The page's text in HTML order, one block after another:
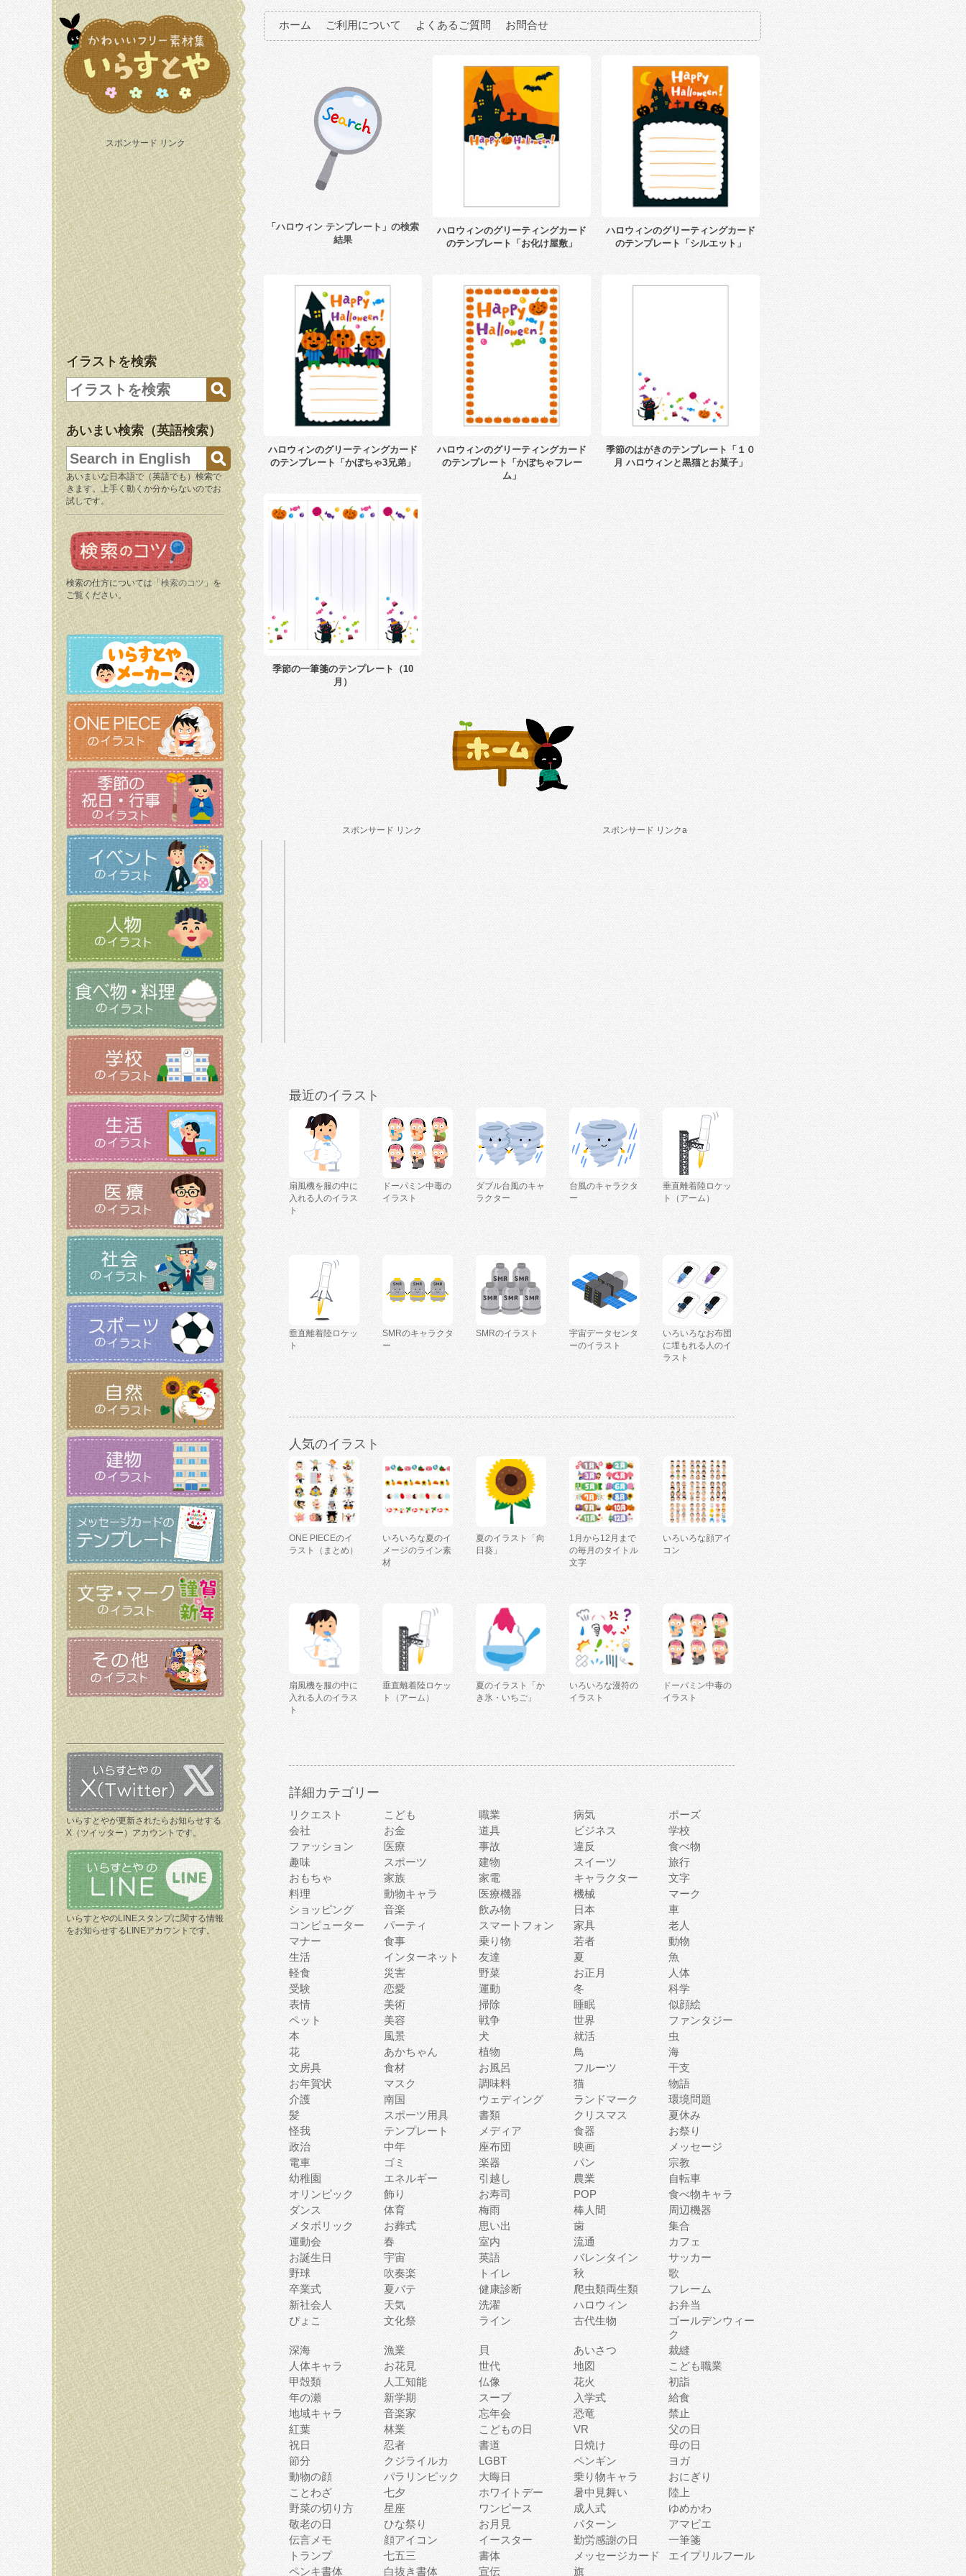
スポンサード リンク
イラストを検索
あいまい検索（英語検索）
あいまいな日本語で（英語でも）検索で
きます。上手く動くか分からないのでお
試しです。
検索の仕方については「 検索のコツ 」を
ご覧ください。
いらすとやが更新されたらお知らせする
X（ツイッター）アカウントです。
いらすとやのLINEスタンプに関する情報
をお知らせするLINEアカウントです。
ホーム ご利用について よくあるご質問 お問合せ
「ハロウィン テンプレート」の検索
結果
ハロウィンのグリーティングカード
のテンプレート「お化け屋敷」
ハロウィンのグリーティングカード
のテンプレート「シルエット」
ハロウィンのグリーティングカード
のテンプレート「かぼちゃ3兄弟」
ハロウィンのグリーティングカード
のテンプレート「かぼちゃフレー
ム」
季節のはがきのテンプレート「１０
月 ハロウィンと黒猫とお菓子」
季節の一筆箋のテンプレート（10
月）
スポンサード リンク スポンサード リンクa
最近のイラスト
扇風機を服の中に
入れる人のイラス
ト
ドーパミン中毒の
イラスト
ダブル台風のキャ
ラクター
台風のキャラクタ
ー
垂直離着陸ロケッ
ト（アーム）
垂直離着陸ロケッ
ト
SMRのキャラクタ
ー
SMRのイラスト
宇宙データセンタ
ーのイラスト
いろいろなお布団
に埋もれる人のイ
ラスト
人気のイラスト
ONE PIECEのイ
ラスト（まとめ）
いろいろな夏のイ
メージのライン素
材
夏のイラスト「向
日葵」
1月から12月まで
の毎月のタイトル
文字
いろいろな顔アイ
コン
扇風機を服の中に
入れる人のイラス
ト
垂直離着陸ロケッ
ト（アーム）
夏のイラスト「か
き氷・いちご」
いろいろな漫符の
イラスト
ドーパミン中毒の
イラスト
詳細カテゴリー
リクエスト こども 職業 病気
ポーズ
会社
お金 道具 ビジネス
学校
ファッション
医療 事故 違反
食べ物
趣味
スポーツ 建物 スイーツ
旅行
おもちゃ
家族 家電 キャラクター
文字
料理
動物キャラ 医療機器 機械
マーク
ショッピング
音楽 飲み物 日本
車
コンピューター
パーティ スマートフォン 家具
老人
マナー
食事 乗り物 若者
動物
生活
インターネット 友達 夏
魚
軽食
災害 野菜 お正月
人体
受験
恋愛 運動 冬
科学
表情
美術 掃除 睡眠
似顔絵
ペット
美容 戦争 世界
ファンタジー
本
風景 犬 就活
虫
花
あかちゃん 植物 鳥
海
文房具
食材 お風呂 フルーツ
干支
お年賀状
マスク 調味料 猫
物語
介護
南国 ウェディング ランドマーク
環境問題
髪
スポーツ用具 書類 クリスマス
夏休み
怪我
テンプレート メディア 食器
お祭り
政治
中年 座布団 映画
メッセージ
電車
ゴミ 楽器 パン
宗教
幼稚園
エネルギー 引越し 農業
自転車
オリンピック
飾り お寿司 POP
食べ物キャラ
ダンス
体育 梅雨 棒人間
周辺機器
メタボリック
お葬式 思い出 歯
集合
運動会
春 室内 流通
カフェ
お誕生日
宇宙 英語 バレンタイン
サッカー
野球
吹奏楽 トイレ 秋
歌
卒業式
夏バテ 健康診断 爬虫類両生類
フレーム
新社会人
天気 洗濯 ハロウィン
お弁当
ぴょこ
文化祭 ライン 古代生物
ゴールデンウィー
ク
深海
漁業 貝 あいさつ
裁縫
人体キャラ
お花見 世代 地図
こども職業
甲殻類
人工知能 仏像 花火
初詣
年の瀬
新学期 スープ 入学式
給食
地域キャラ
音楽家 忘年会 恐竜
禁止
紅葉
林業 こどもの日 VR
父の日
祝日
忍者 書道 日焼け
母の日
節分
クジライルカ LGBT ペンギン
ヨガ
動物の顔
パラリンピック 大晦日 乗り物キャラ
おにぎり
ことわざ
七夕 ホワイトデー 暑中見舞い
陸上
野菜の切り方
星座 ワンピース 成人式
ゆめかわ
敬老の日
ひな祭り お月見 パターン
アマビエ
伝言メモ
顔アイコン イースター 勤労感謝の日
一筆箋
トランプ
七五三 書体 メッセージカード
エイプリルフール
ペンキ書体
白抜き書体 宣伝 旗